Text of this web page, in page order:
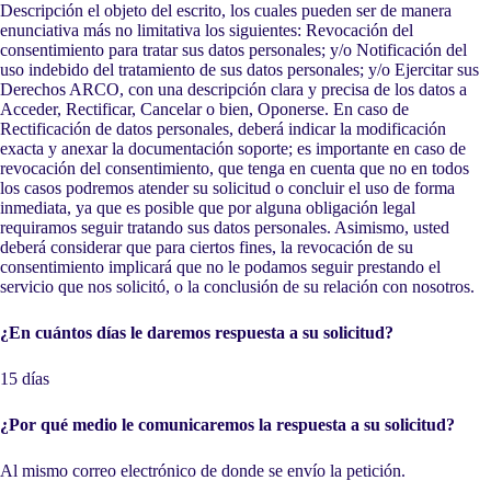
Descripción el objeto del escrito, los cuales pueden ser de manera
enunciativa más no limitativa los siguientes: Revocación del
consentimiento para tratar sus datos personales; y/o Notificación del
uso indebido del tratamiento de sus datos personales; y/o Ejercitar sus
Derechos ARCO, con una descripción clara y precisa de los datos a
Acceder, Rectificar, Cancelar o bien, Oponerse. En caso de
Rectificación de datos personales, deberá indicar la modificación
exacta y anexar la documentación soporte; es importante en caso de
revocación del consentimiento, que tenga en cuenta que no en todos
los casos podremos atender su solicitud o concluir el uso de forma
inmediata, ya que es posible que por alguna obligación legal
requiramos seguir tratando sus datos personales. Asimismo, usted
deberá considerar que para ciertos fines, la revocación de su
consentimiento implicará que no le podamos seguir prestando el
servicio que nos solicitó, o la conclusión de su relación con nosotros.
¿En cuántos días le daremos respuesta a su solicitud?
15 días
¿Por qué medio le comunicaremos la respuesta a su solicitud?
Al mismo correo electrónico de donde se envío la petición.